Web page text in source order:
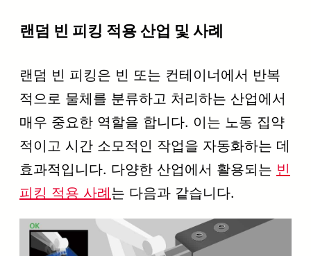
랜덤 빈 피킹 적용 산업 및 사례
랜덤 빈 피킹은 빈 또는 컨테이너에서 반복
적으로 물체를 분류하고 처리하는 산업에서
매우 중요한 역할을 합니다. 이는 노동 집약
적이고 시간 소모적인 작업을 자동화하는 데
효과적입니다. 다양한 산업에서 활용되는 빈
피킹 적용 사례는 다음과 같습니다.